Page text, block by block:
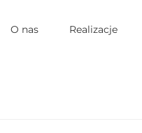
O nas Realizacje